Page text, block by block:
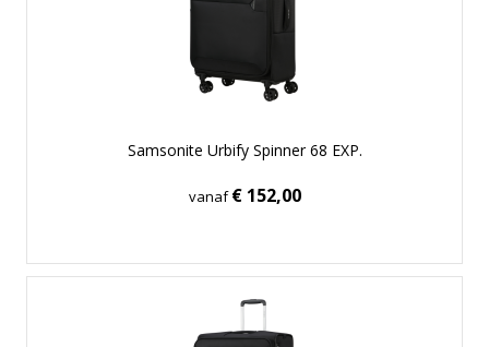
Samsonite Urbify Spinner 68 EXP.
vanaf€ 152,00